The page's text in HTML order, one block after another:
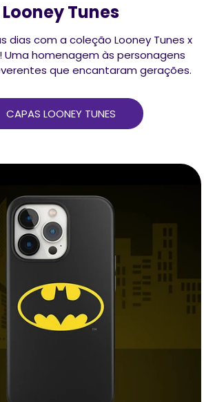
Looney Tunes
dias com a coleção Looney Tunes x
Uma homenagem às personagens
que encantaram gerações.
CAPAS LOONEY TUNES